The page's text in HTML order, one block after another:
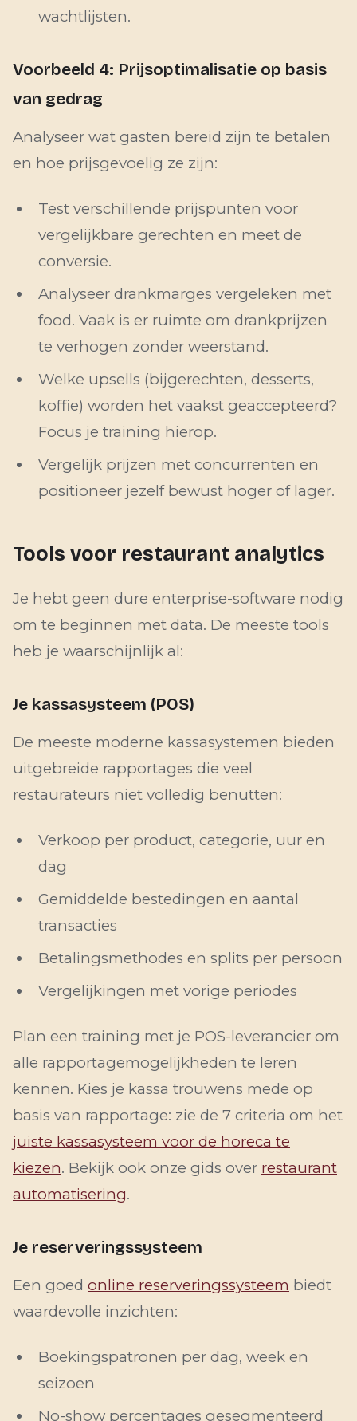
wachtlijsten.
Voorbeeld 4: Prijsoptimalisatie op basis
van gedrag
Analyseer wat gasten bereid zijn te betalen
en hoe prijsgevoelig ze zijn:
Test verschillende prijspunten voor
vergelijkbare gerechten en meet de
conversie.
Analyseer drankmarges vergeleken met
food. Vaak is er ruimte om drankprijzen
te verhogen zonder weerstand.
Welke upsells (bijgerechten, desserts,
koffie) worden het vaakst geaccepteerd?
Focus je training hierop.
Vergelijk prijzen met concurrenten en
positioneer jezelf bewust hoger of lager.
Tools voor restaurant analytics
Je hebt geen dure enterprise-software nodig
om te beginnen met data. De meeste tools
heb je waarschijnlijk al:
Je kassasysteem (POS)
De meeste moderne kassasystemen bieden
uitgebreide rapportages die veel
restaurateurs niet volledig benutten:
Verkoop per product, categorie, uur en
dag
Gemiddelde bestedingen en aantal
transacties
Betalingsmethodes en splits per persoon
Vergelijkingen met vorige periodes
Plan een training met je POS-leverancier om
alle rapportagemogelijkheden te leren
kennen. Kies je kassa trouwens mede op
basis van rapportage: zie de 7 criteria om het
juiste kassasysteem voor de horeca te
kiezen. Bekijk ook onze gids over restaurant
automatisering.
Je reserveringssysteem
Een goed online reserveringssysteem biedt
waardevolle inzichten:
Boekingspatronen per dag, week en
seizoen
No-show percentages gesegmenteerd